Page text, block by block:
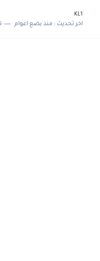
KL1
اخر تحديث :منذ بضع اعوام 5